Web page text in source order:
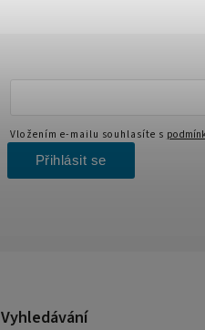
Vyhledávání
Vložením e-mailu souhlasíte s
Přihlásit se